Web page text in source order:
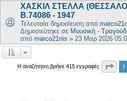
ΧΑΣΚΙΛ ΣΤΕΛΛΑ
B.74086 - 1947
Τελευταία δημοσίευση από
Δημοσιεύτηκε σε Μουσική -
από marco21nis » 23 Μαρ 2026
Η αναζήτηση βρήκε 415 εγγραφές 1